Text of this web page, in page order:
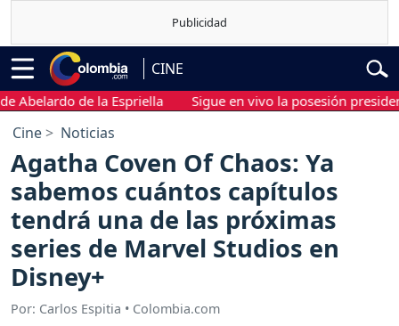
CINE
de la Espriella Sigue en vivo la posesión presidencial
Cine Noticias
Agatha Coven Of Chaos: Ya
sabemos cuántos capítulos
tendrá una de las próximas
series de Marvel Studios en
Disney+
Por: Carlos Espitia • Colombia.com